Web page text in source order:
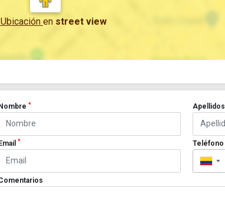
en street view
Nombre* Apellidos
Email* Teléfono
▼